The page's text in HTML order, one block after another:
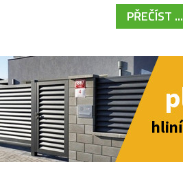
PŘEČÍST ...